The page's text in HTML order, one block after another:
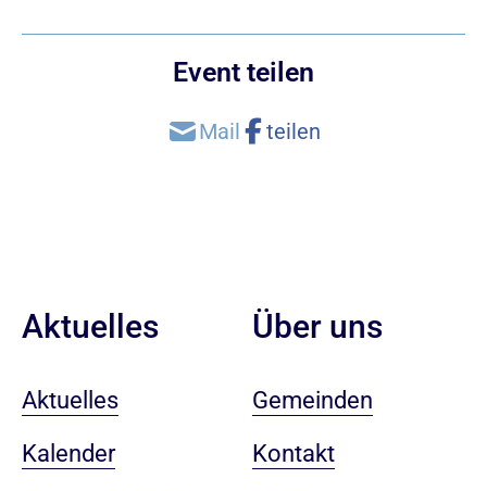
Event teilen
Aktuelles
Aktuelles
Kalender
Über uns
Gemeinden
Kontakt